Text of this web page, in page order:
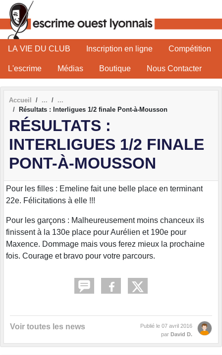
LA VIE DU CLUB Inscription en ligne Compétition
L'escrime Médias Boutique Nous Contacter
Accueil
Résultats : Interligues 1/2 finale Pont-à-Mousson
RÉSULTATS :
INTERLIGUES 1/2 FINALE
PONT-À-MOUSSON
Pour les filles : Emeline fait une belle place en terminant
22e. Félicitations à elle !!!
Pour les garçons : Malheureusement moins chanceux ils
finissent à la 130e place pour Aurélien et 190e pour
Maxence. Dommage mais vous ferez mieux la prochaine
fois. Courage et bravo pour votre parcours.
Voir toutes les news Publié le 07 avril 2016
par David D.
Panneau de gestion des cookies